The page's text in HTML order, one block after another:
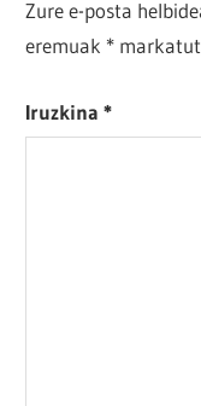
Zure e-posta
eremuak *
Iruzkina*